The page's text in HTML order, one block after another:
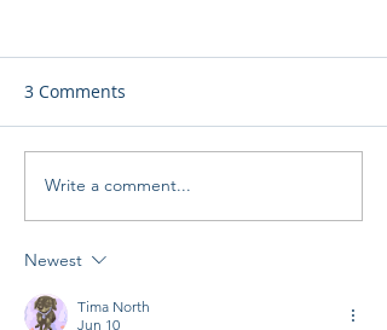
Το Αστεροσκοπείο
Προσλαμβάνει - The
3 Comments
Write a comment...
Newest
Tima North
Jun 10